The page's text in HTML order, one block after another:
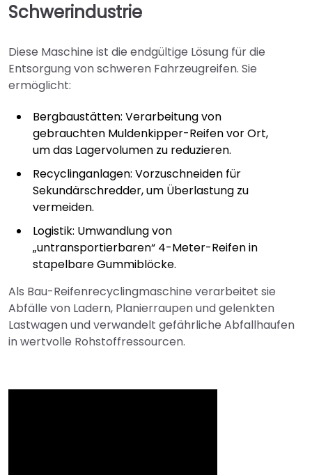
Schwerindustrie
Diese Maschine ist die endgültige Lösung für die
Entsorgung von schweren Fahrzeugreifen. Sie
ermöglicht:
Bergbaustätten: Verarbeitung von
gebrauchten Muldenkipper-Reifen vor Ort,
um das Lagervolumen zu reduzieren.
Recyclinganlagen: Vorzuschneiden für
Sekundärschredder, um Überlastung zu
vermeiden.
Logistik: Umwandlung von
„untransportierbaren“ 4-Meter-Reifen in
stapelbare Gummiblöcke.
Als Bau-Reifenrecyclingmaschine verarbeitet sie
Abfälle von Ladern, Planierraupen und gelenkten
Lastwagen und verwandelt gefährliche Abfallhaufen
in wertvolle Rohstoffressourcen.